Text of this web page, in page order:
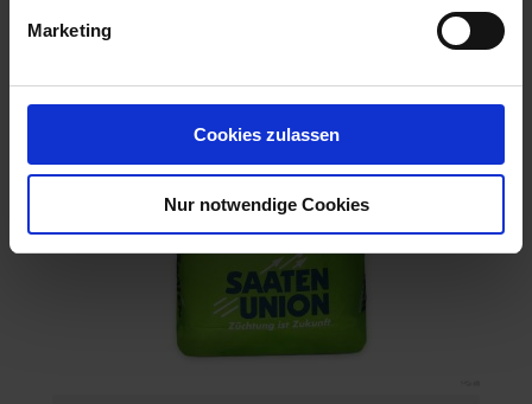
Marketing
Cookies zulassen
Nur notwendige Cookies